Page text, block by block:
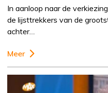
In aanloop naar de
de lijsttrekkers van de
achter…
Meer